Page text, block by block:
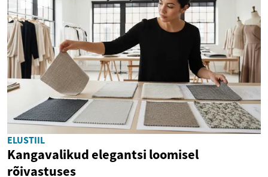
ELUSTIIL
Kangavalikud elegantsi loomisel
rõivastuses